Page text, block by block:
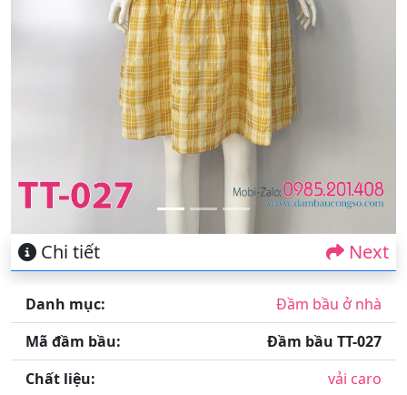
Chi tiết Next
Danh mục:
Đầm bầu ở nhà
Mã đầm bầu:
Đầm bầu TT-027
Chất liệu:
vải caro